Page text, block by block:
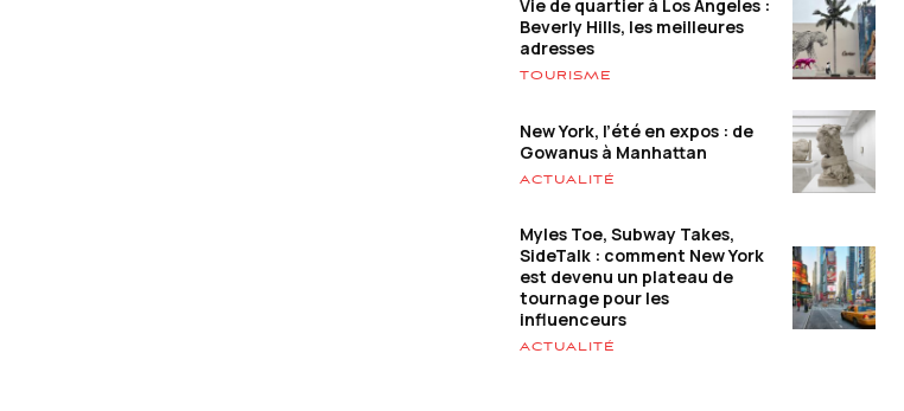
Vie de quartier à Los Angeles :
Beverly Hills, les meilleures
adresses
TOURISME
New York, l’été en expos : de
Gowanus à Manhattan
ACTUALITÉ
Myles Toe, Subway Takes,
SideTalk : comment New York
est devenu un plateau de
tournage pour les
influenceurs
ACTUALITÉ